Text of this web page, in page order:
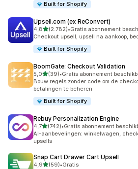
Built for Shopify
Upsell.com (ex ReConvert)
4,8van 5 sterren
(2.782)
2782 recensies in totaal
•Gratis abonnement
Checkout upsell, upsell na aankoop,
Built for Shopify
BoomGate: Checkout Validation
5,0van 5 sterren
(39)
39 recensies in totaal
•Gratis abonnement
Bouw regels zonder code om de
betalingen te beheren
Built for Shopify
Rebuy Personalization Engine
4,7van 5 sterren
(742)
742 recensies in totaal
•Gratis abonnement
AI-aanbevelingen: winkelwagen,
upsells
Snap Cart Drawer Cart Upsell
4,9van 5 sterren
(59)
59 recensies in totaal
•Gratis